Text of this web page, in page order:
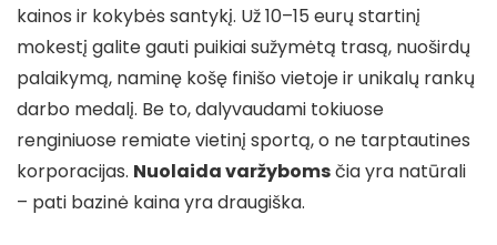
kainos ir kokybės santykį. Už 10–15 eurų startinį
mokestį galite gauti puikiai sužymėtą trasą, nuoširdų
palaikymą, naminę košę finišo vietoje ir unikalų rankų
darbo medalį. Be to, dalyvaudami tokiuose
renginiuose remiate vietinį sportą, o ne tarptautines
korporacijas. Nuolaida varžybomsčia yra natūrali
– pati bazinė kaina yra draugiška.